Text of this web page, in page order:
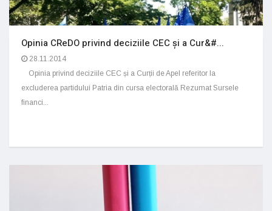
Opinia CReDO privind deciziile CEC și a Cur&#...
28.11.2014
Opinia privind deciziile CEC și a Curții de Apel referitor la
excluderea partidului Patria din cursa electorală Rezumat Sursele
financi...